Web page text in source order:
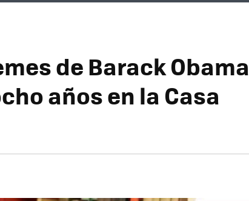
de Barack Obama
años en la Casa